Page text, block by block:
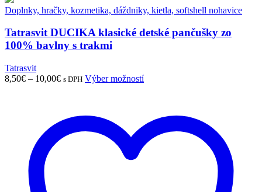
Doplnky, hračky, kozmetika, dáždniky, kietla, softshell nohavice
Tatrasvit DUCIKA klasické detské pančušky zo
100% bavlny s trakmi
Tatrasvit
8,50€ – 10,00€ s DPH Výber možností